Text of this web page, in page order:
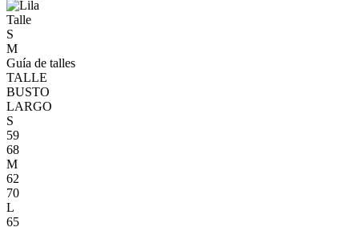
Talle
S
M
Guía de talles
TALLE
BUSTO
LARGO
S
59
68
M
62
70
L
65